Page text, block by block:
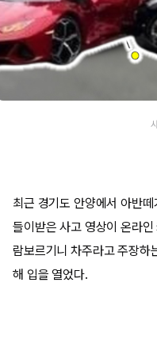
최근 경기도 안양에서 아반
들이받은 사고 영상이 온라
람보르기니 차주라고 주장하
해 입을 열었다.